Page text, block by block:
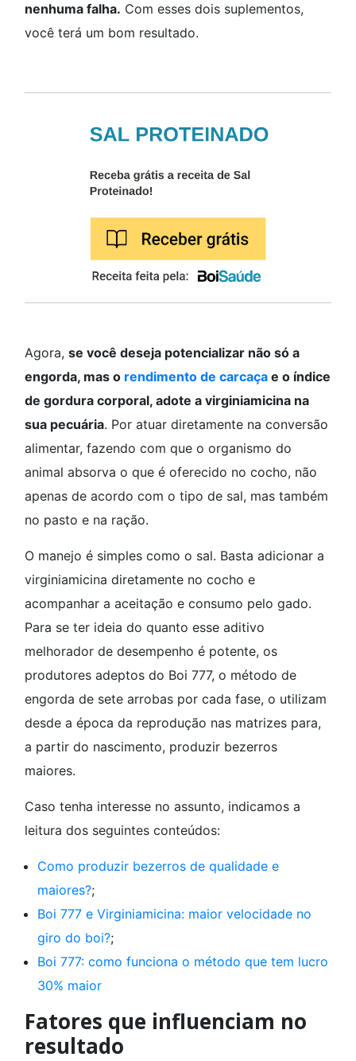
nenhuma falha. Com esses dois suplementos,
você terá um bom resultado.
Agora, se você deseja potencializar não só a
engorda, mas o rendimento de carcaça e o índice
de gordura corporal, adote a virginiamicina na
sua pecuária. Por atuar diretamente na conversão
alimentar, fazendo com que o organismo do
animal absorva o que é oferecido no cocho, não
apenas de acordo com o tipo de sal, mas também
no pasto e na ração.
O manejo é simples como o sal. Basta adicionar a
virginiamicina diretamente no cocho e
acompanhar a aceitação e consumo pelo gado.
Para se ter ideia do quanto esse aditivo
melhorador de desempenho é potente, os
produtores adeptos do Boi 777, o método de
engorda de sete arrobas por cada fase, o utilizam
desde a época da reprodução nas matrizes para,
a partir do nascimento, produzir bezerros
maiores.
Caso tenha interesse no assunto, indicamos a
leitura dos seguintes conteúdos:
Como produzir bezerros de qualidade e
maiores?;
Boi 777 e Virginiamicina: maior velocidade no
giro do boi?;
Boi 777: como funciona o método que tem lucro
30% maior
Fatores que influenciam no
resultado